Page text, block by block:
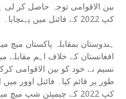
بین الاقوامی توجہ حاصل کر
کپ 2022 کے فائنل میں پہنچایا۔
ہندوستان بمقابلہ پاکستان میچ
افغانستان کے خلاف اہم مقابلے
نسیم نے خود کو بین الاقوامی
طور پر قائم کیا۔ فائنل اوور
کپ 2022 کے چیمپئن شپ میچ میں آگے بڑھانے میں مدد فراہم کی۔